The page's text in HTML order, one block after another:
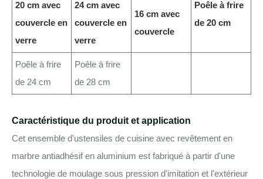
20 cm avec
couvercle en
verre
24 cm avec
couvercle en
verre
16 cm avec
couvercle
Poêle à frire
de 20 cm
Poêle à frire
de 24 cm
Poêle à frire
de 28 cm
Caractéristique du produit et application
Cet ensemble d'ustensiles de cuisine avec revêtement en
marbre antiadhésif en aluminium est fabriqué à partir d'une
technologie de moulage sous pression d'imitation et l'extérieur